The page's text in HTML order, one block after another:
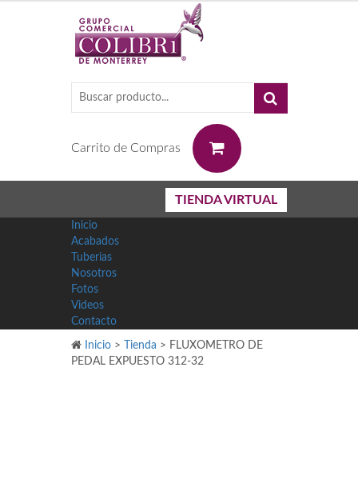
Carrito de Compras
TIENDA VIRTUAL
Inicio
Acabados
Tuberias
Nosotros
Fotos
Videos
Contacto
Inicio > Tienda > FLUXOMETRO DE
PEDAL EXPUESTO 312-32